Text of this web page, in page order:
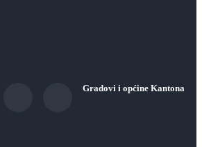
Gradovi i općine Kantona